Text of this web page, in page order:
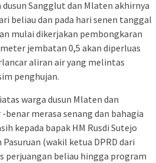
Sangglut dan Mlaten akhirnya
beliau dan pada hari senen tanggal
mulai dikerjakan pembongkaran
jembatan 0,5 akan diperluas
aliran air yang melintas
penghujan.
warga dusun Mlaten dan
merasa senang dan bahagia
kepada bapak HM Rusdi Sutejo
(wakil ketua DPRD dari
perjuangan beliau hingga program